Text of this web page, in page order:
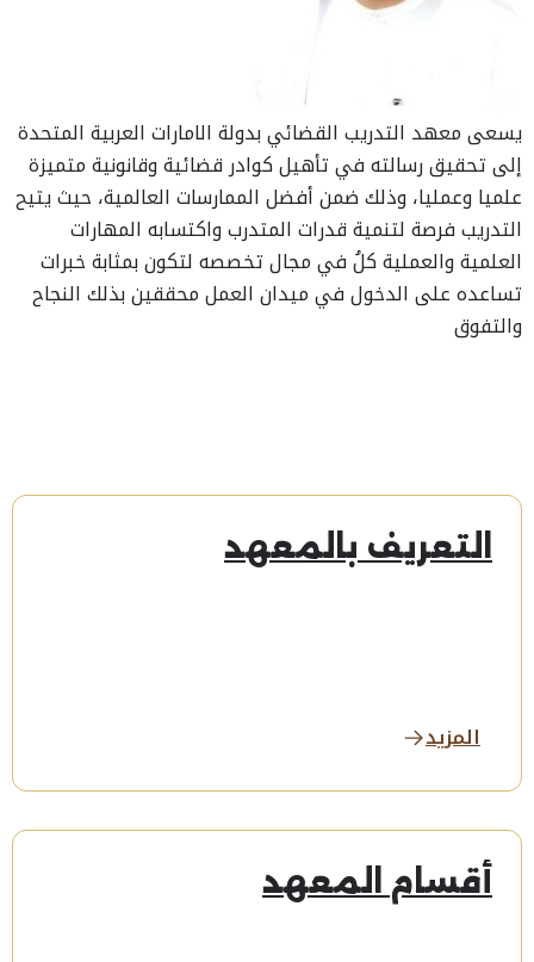
يسعى معهد التدريب القضائي بدولة الامارات العربية المتحدة
إلى تحقيق رسالته في تأهيل كوادر قضائية وقانونية متميزة
علميا وعمليا، وذلك ضمن أفضل الممارسات العالمية، حيث يتيح
التدريب فرصة لتنمية قدرات المتدرب واكتسابه المهارات
العلمية والعملية كلُ في مجال تخصصه لتكون بمثابة خبرات
تساعده على الدخول في ميدان العمل محققين بذلك النجاح
والتفوق
التعريف بالمعهد
المزيد
أقسام المعهد